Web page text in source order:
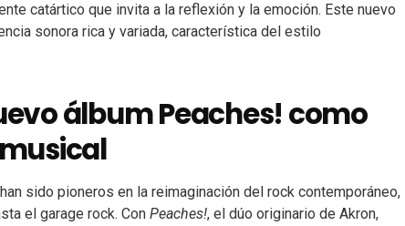
catártico que invita a la reflexión y la emoción. Este nuevo
sonora rica y variada, característica del estilo
álbum Peaches! como
han sido pioneros en la reimaginación del rock contemporáneo,
el garage rock. Con Peaches!, el dúo originario de Akron,